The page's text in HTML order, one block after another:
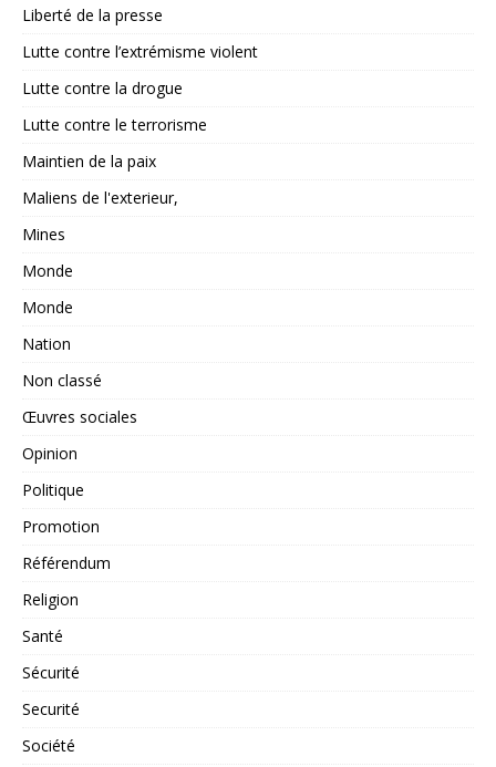
Liberté de la presse
Lutte contre l’extrémisme violent
Lutte contre la drogue
Lutte contre le terrorisme
Maintien de la paix
Maliens de l'exterieur,
Mines
Monde
Monde
Nation
Non classé
Œuvres sociales
Opinion
Politique
Promotion
Référendum
Religion
Santé
Sécurité
Securité
Société